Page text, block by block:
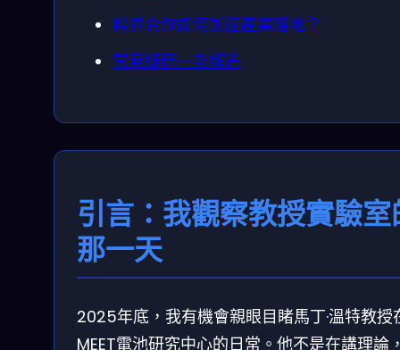
跨界合作如何加速產業落地？
常見疑問一次解答
引言：我觀察教授實驗室
那一天
2025年底，我有機會親眼目睹馬丁·溫特教授
MEET電池研究中心的日常。他不是在講理論